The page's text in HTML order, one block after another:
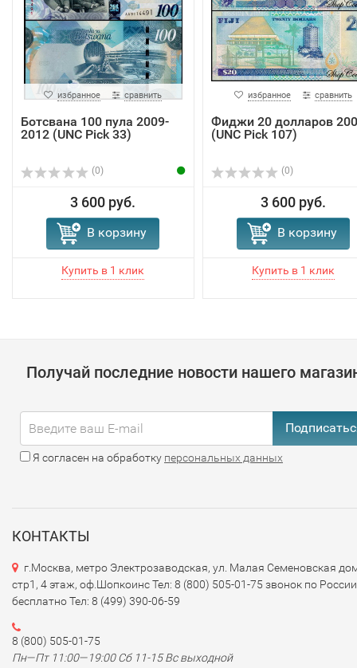
избранное сравнить
Ботсвана 100 пула 2009-
2012 (UNC Pick 33)
(0)
3 600 руб.
В корзину
избранное сравнить
Фиджи 20 долларов
(UNC Pick 107)
(0)
3 600 руб.
В корзину
Получай последние новости нашего
Я согласен на обработку персональных данных
КОНТАКТЫ
г.Москва, метро Электрозаводская, ул. Малая Семеновская
стр1, 4 этаж, оф.Шопкоинс Тел: 8 (800) 505-01-75 звонок по России
бесплатно Тел: 8 (499) 390-06-59
8 (800) 505-01-75
Пн—Пт 11:00—19:00 Сб 11-15 Вс выходной